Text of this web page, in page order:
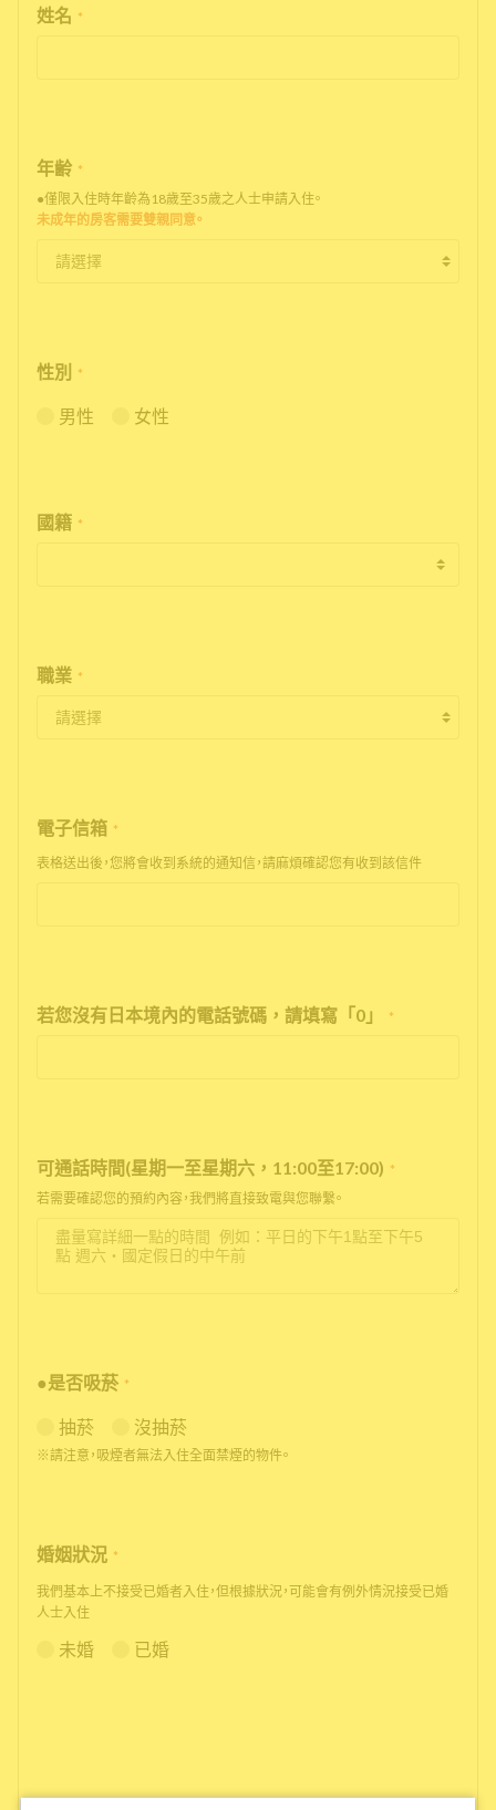
姓名 *
年齢 *
●僅限入住時年齡為18歲至35歲之人士申請入住。
未成年的房客需要雙親同意。
性別 *
男性 女性
國籍 *
職業 *
電子信箱 *
表格送出後，您將會收到系統的通知信，請麻煩確認您有收到該信件
若您沒有日本境內的電話號碼，請填寫「0」 *
可通話時間(星期一至星期六，11:00至17:00) *
若需要確認您的預約內容，我們將直接致電與您聯繫。
●是否吸菸 *
抽菸 沒抽菸
※請注意，吸煙者無法入住全面禁煙的物件。
婚姻狀況 *
我們基本上不接受已婚者入住，但根據狀況，可能會有例外情況接受已婚
人士入住
未婚 已婚